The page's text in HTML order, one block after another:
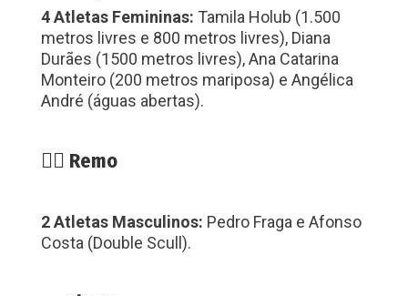
4 Atletas Femininas: Tamila Holub (1.500
metros livres e 800 metros livres), Diana
Durães (1500 metros livres), Ana Catarina
Monteiro (200 metros mariposa) e Angélica
André (águas abertas).
🚣‍♂️ Remo
2 Atletas Masculinos: Pedro Fraga e Afonso
Costa (Double Scull).